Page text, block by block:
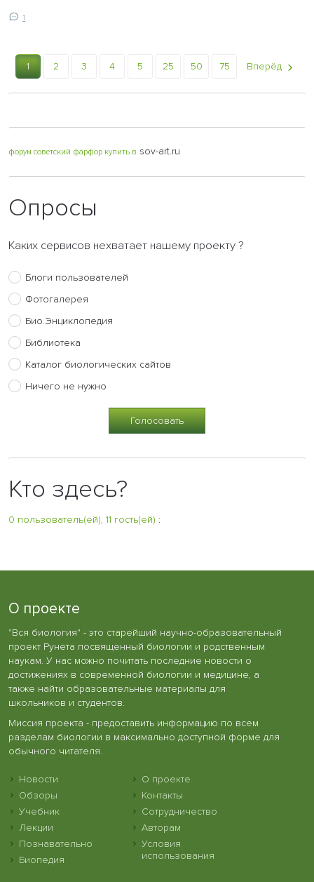
1
1 2 3 4 5 25 50 75 Вперёд
форум советский фарфор купить в sov-art.ru
Опросы
Каких сервисов нехватает нашему проекту ?
Блоги пользователей
Фотогалерея
Био.Энциклопедия
Библиотека
Каталог биологических сайтов
Ничего не нужно
Кто здесь?
0 пользователь(ей), 11 гость(ей) :
О проекте
"Вся биология" - это старейший научно-образовательный
проект Рунета посвященный биологии и родственным
наукам. У нас можно почитать последние новости о
достижениях в современной биологии и медицине, а
также найти образовательные материалы для
школьников и студентов.
Миссия проекта - предоставить информацию по всем
разделам биологии в максимально доступной форме для
обычного читателя.
Новости
Обзоры
Учебник
Лекции
Познавательно
Биопедия
О проекте
Контакты
Сотрудничество
Авторам
Условия
использования